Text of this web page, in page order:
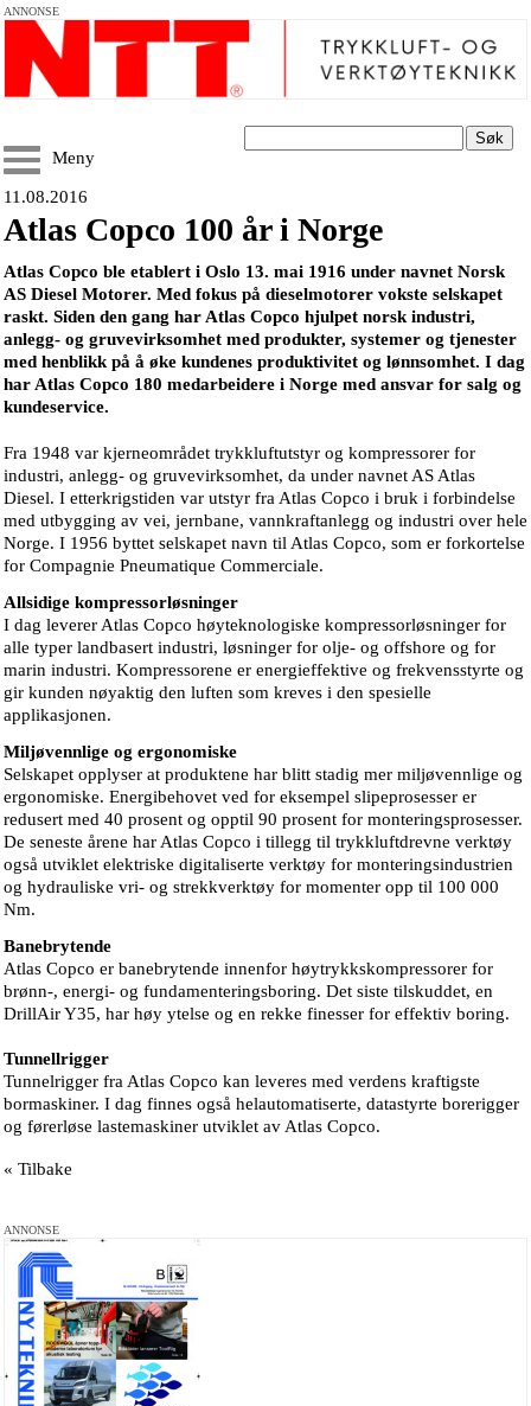
ANNONSE
Søk
Meny
11.08.2016
Atlas Copco 100 år i Norge
Atlas Copco ble etablert i Oslo 13. mai 1916 under navnet Norsk
AS Diesel Motorer. Med fokus på dieselmotorer vokste selskapet
raskt. Siden den gang har Atlas Copco hjulpet norsk industri,
anlegg- og gruvevirksomhet med produkter, systemer og tjenester
med henblikk på å øke kundenes produktivitet og lønnsomhet. I dag
har Atlas Copco 180 medarbeidere i Norge med ansvar for salg og
kundeservice.
Fra 1948 var kjerneområdet trykkluftutstyr og kompressorer for
industri, anlegg- og gruvevirksomhet, da under navnet AS Atlas
Diesel. I etterkrigstiden var utstyr fra Atlas Copco i bruk i forbindelse
med utbygging av vei, jernbane, vannkraftanlegg og industri over hele
Norge. I 1956 byttet selskapet navn til Atlas Copco, som er forkortelse
for Compagnie Pneumatique Commerciale.
Allsidige kompressorløsninger
I dag leverer Atlas Copco høyteknologiske kompressorløsninger for
alle typer landbasert industri, løsninger for olje- og offshore og for
marin industri. Kompressorene er energieffektive og frekvensstyrte og
gir kunden nøyaktig den luften som kreves i den spesielle
applikasjonen.
Miljøvennlige og ergonomiske
Selskapet opplyser at produktene har blitt stadig mer miljøvennlige og
ergonomiske. Energibehovet ved for eksempel slipeprosesser er
redusert med 40 prosent og opptil 90 prosent for monteringsprosesser.
De seneste årene har Atlas Copco i tillegg til trykkluftdrevne verktøy
også utviklet elektriske digitaliserte verktøy for monteringsindustrien
og hydrauliske vri- og strekkverktøy for momenter opp til 100 000
Nm.
Banebrytende
Atlas Copco er banebrytende innenfor høytrykkskompressorer for
brønn-, energi- og fundamenteringsboring. Det siste tilskuddet, en
DrillAir Y35, har høy ytelse og en rekke finesser for effektiv boring.
Tunnellrigger
Tunnelrigger fra Atlas Copco kan leveres med verdens kraftigste
bormaskiner. I dag finnes også helautomatiserte, datastyrte borerigger
og førerløse lastemaskiner utviklet av Atlas Copco.
« Tilbake
ANNONSE